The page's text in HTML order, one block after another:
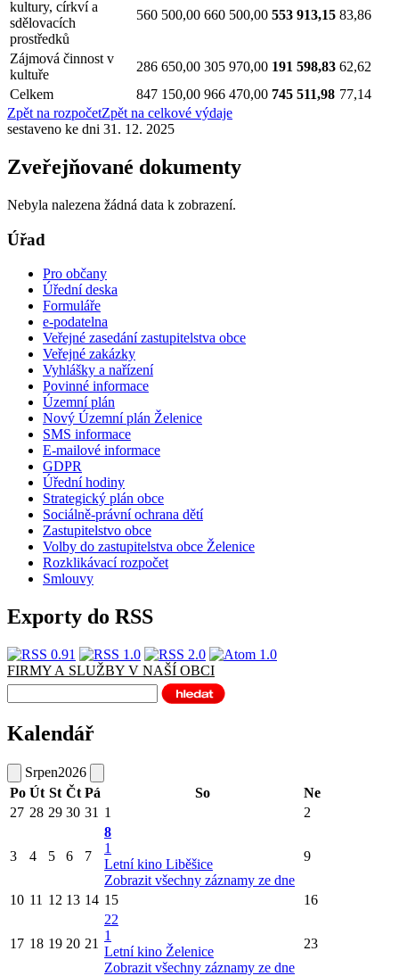
kultury, církví a
sdělovacích
prostředků
560 500,00 660 500,00 553 913,15 83,86
Zájmová činnost v
kultuře
286 650,00 305 970,00 191 598,83 62,62
Celkem
847 150,00 966 470,00 745 511,98 77,14
Zpět na rozpočetZpět na celkové výdaje
sestaveno ke dni 31. 12. 2025
Zveřejňované dokumenty
Nebyla nalezena žádná data k zobrazení.
Úřad
Pro občany
Úřední deska
Formuláře
e-podatelna
Veřejné zasedání zastupitelstva obce
Veřejné zakázky
Vyhlášky a nařízení
Povinné informace
Územní plán
Nový Územní plán Želenice
SMS informace
E-mailové informace
GDPR
Úřední hodiny
Strategický plán obce
Sociálně-právní ochrana dětí
Zastupitelstvo obce
Volby do zastupitelstva obce Želenice
Rozklikávací rozpočet
Smlouvy
Exporty do RSS
FIRMY A SLUŽBY V NAŠÍ OBCI
Kalendář
Srpen2026
Po Út St Čt Pá So
Ne
27 28 29 30 31 1 2
3 4 5 6 7
8
1
Letní kino Liběšice
Zobrazit všechny záznamy ze dne
9
10 11 12 13 14 15 16
17 18 19 20 21
22
1
Letní kino Želenice
Zobrazit všechny záznamy ze dne
23